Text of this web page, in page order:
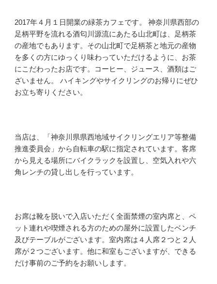
2017年４月１日開業の緑茶カフェです。 神奈川県西部の
足柄平野を流れる酒匂川源流にあたる山北町は、足柄茶
の産地でもあります。その山北町で足柄茶と地元の産物
を多くの方にゆっくり味わっていただけるように、お茶
にこだわったお店です。コーヒー、ジュース、酒類はご
ざいません。 ハイキングやサイクリングのお帰りにぜひ
お立ち寄りください。
当店は、「神奈川県県西地域サイクリングエリア等整備
推進委員会」から自転車の駅に指定されています。客席
から見える場所にバイクラックを設置し、空気入れや六
角レンチの貸し出しを行っています。
お席は靴を脱いで入店いただく全面禁煙の室内席と、ペ
ット連れや喫煙される方のための屋外に設置したベンチ
及びテーブルがございます。室内席は４人席２つと２人
席が２つございます。他に和室もございますが、できる
だけ事前のご予約をお願いします。